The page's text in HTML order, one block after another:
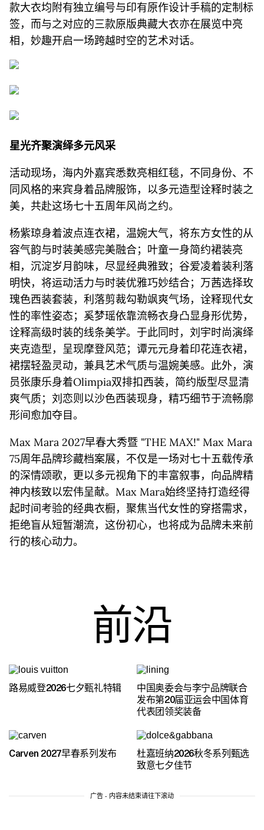
款大衣均附有独立编号与印有原作设计手稿的定制标
签，而与之对应的三款原版典藏大衣亦在展览中亮
相，妙趣开启一场跨越时空的艺术对话。
星光齐聚演绎多元风采
活动现场，海内外嘉宾悉数亮相红毯，不同身份、不
同风格的来宾身着品牌服饰，以多元造型诠释时装之
美，共赴这场七十五周年风尚之约。
杨紫琼身着波点连衣裙，温婉大气，将东方女性的从
容气韵与时装美感完美融合；叶童一身简约裙装亮
相，沉淀岁月韵味，尽显经典雅致；谷爱凌着装利落
明快，将运动活力与时装优雅巧妙结合；万茜选择玫
瑰色西装套装，利落剪裁勾勒飒爽气场，诠释现代女
性的率性姿态；奚梦瑶依靠流畅衣身凸显身形优势，
诠释高级时装的线条美学。于此同时，刘宇时尚演绎
夹克造型，呈现摩登风范；谭元元身着印花连衣裙，
裙摆轻盈灵动，兼具艺术气质与温婉美感。此外，演
员张康乐身着Olimpia双排扣西装，简约版型尽显清
爽气质；刘恋则以沙色西装现身，精巧细节于流畅廓
形间愈加夺目。
Max Mara 2027早春大秀暨 "THE MAX!" Max Mara
75周年品牌珍藏档案展，不仅是一场对七十五载传承
的深情颂歌，更以多元视角下的丰富叙事，向品牌精
神内核致以宏伟呈献。Max Mara始终坚持打造经得
起时间考验的经典衣橱，聚焦当代女性的穿搭需求，
拒绝盲从短暂潮流，这份初心，也将成为品牌未来前
行的核心动力。
前沿
路易威登2026七夕甄礼特辑
中国奥委会与李宁品牌联合
发布第20届亚运会中国体育
代表团领奖装备
Carven 2027早春系列发布
杜嘉班纳2026秋冬系列甄选
致意七夕佳节
广告 - 内容未结束请往下滚动